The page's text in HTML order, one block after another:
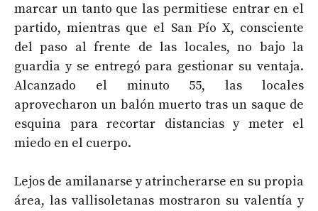
marcar un tanto que las permitiese entrar en el
partido, mientras que el San Pío X, consciente
del paso al frente de las locales, no bajo la
guardia y se entregó para gestionar su ventaja.
Alcanzado el minuto 55, las locales
aprovecharon un balón muerto tras un saque de
esquina para recortar distancias y meter el
miedo en el cuerpo.
Lejos de amilanarse y atrincherarse en su propia
área, las vallisoletanas mostraron su valentía y